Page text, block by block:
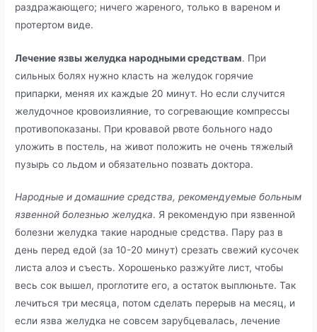
раздражающего; ничего жареного, только в вареном и
протертом виде.
Лечение язвы желудка народными средствам. При
сильных болях нужно класть на желудок горячие
припарки, меняя их каждые 20 минут. Но если случится
желудочное кровоизлияние, то согревающие компрессы
противопоказаны. При кровавой рвоте больного надо
уложить в постель, на живот положить не очень тяжелый
пузырь со льдом и обязательно позвать доктора.
Народные и домашние средства, рекомендуемые больным
язвенной болезнью желудка. Я рекомендую при язвенной
болезни желудка такие народные средства. Пару раз в
день перед едой (за 10-20 минут) срезать свежий кусочек
листа алоэ и съесть. Хорошенько разжуйте лист, чтобы
весь сок вышел, проглотите его, а остаток выплюньте. Так
лечиться три месяца, потом сделать перерыв на месяц, и
если язва желудка не совсем зарубцевалась, лечение